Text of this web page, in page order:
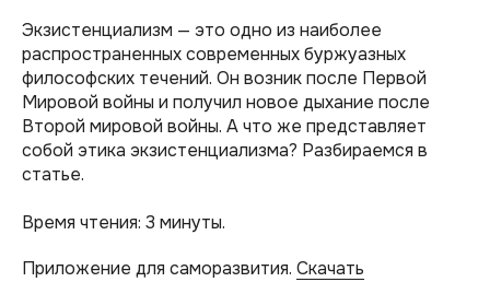
Экзистенциализм — это одно из наиболее
распространенных современных буржуазных
философских течений. Он возник после Первой
Мировой войны и получил новое дыхание после
Второй мировой войны. А что же представляет
собой этика экзистенциализма? Разбираемся в
статье.
Время чтения: 3 минуты.
Приложение для саморазвития. Скачать